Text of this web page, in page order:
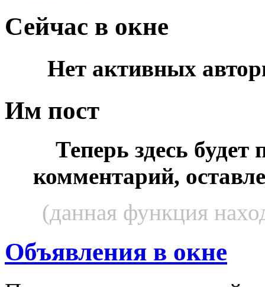
Сейчас в окне
Нет активных
Им пост
Теперь здесь будет
комментарий,
(данная функция
Объявления в окне